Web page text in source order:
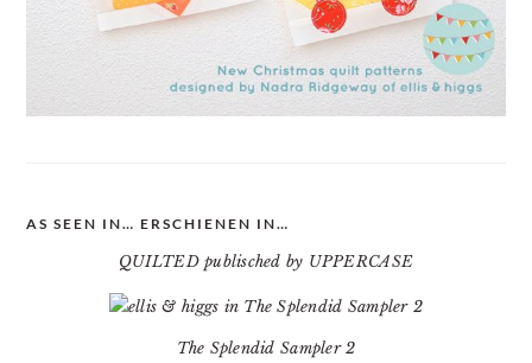
AS SEEN IN… ERSCHIENEN IN…
QUILTED publisched by UPPERCASE
The Splendid Sampler 2